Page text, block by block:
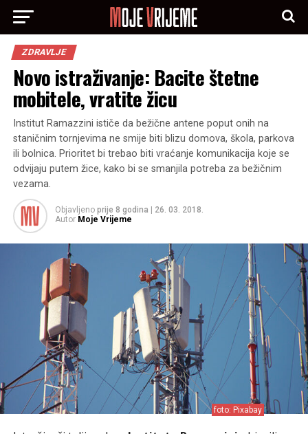
ZDRAVLJE
Novo istraživanje: Bacite štetne
mobitele, vratite žicu
Institut Ramazzini ističe da bežične antene poput onih na
staničnim tornjevima ne smije biti blizu domova, škola, parkova
ili bolnica. Prioritet bi trebao biti vraćanje komunikacija koje se
odvijaju putem žice, kako bi se smanjila potreba za bežičnim
vezama.
Objavljeno prije 8 godina
26. 03. 2018.
Autor Moje Vrijeme
foto: Pixabay